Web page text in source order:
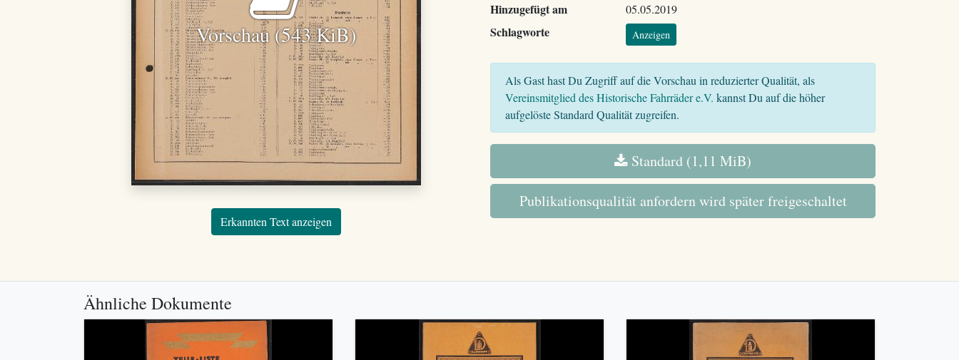
Vorschau (543 KiB)
Erkannten Text anzeigen
Hinzugefügt am 05.05.2019
Schlagworte Anzeigen
Als Gast hast Du Zugriff auf die Vorschau in reduzierter Qualität, als
Vereinsmitglied des Historische Fahrräder e.V. kannst Du auf die höher
aufgelöste Standard Qualität zugreifen.
Standard (1,11 MiB)
Publikationsqualität anfordern wird später freigeschaltet
Ähnliche Dokumente